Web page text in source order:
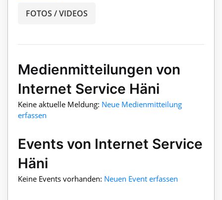
FOTOS / VIDEOS
Medienmitteilungen von
Internet Service Häni
Keine aktuelle Meldung: Neue Medienmitteilung
erfassen
Events von Internet Service
Häni
Keine Events vorhanden: Neuen Event erfassen